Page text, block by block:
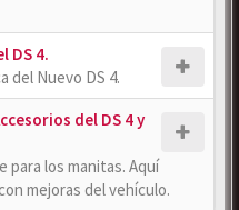
DS 4.
del Nuevo DS 4.
del DS 4 y
para los manitas. Aquí
mejoras del vehículo.